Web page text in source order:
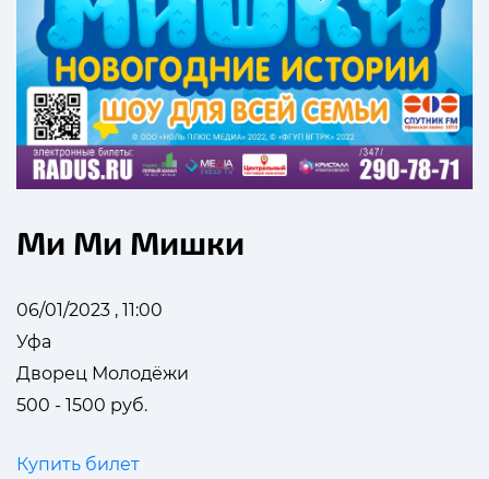
Ми Ми Мишки
06/01/2023 , 11:00
Уфа
Дворец Молодёжи
500 - 1500 руб.
Купить билет